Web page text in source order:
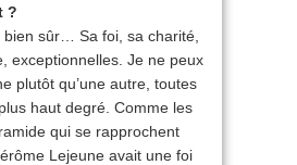
?
bien sûr… Sa foi, sa charité,
exceptionnelles. Je ne peux
plutôt qu’une autre, toutes
haut degré. Comme les
qui se rapprochent
Lejeune avait une foi